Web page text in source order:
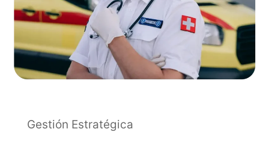
Gestión Estratégica